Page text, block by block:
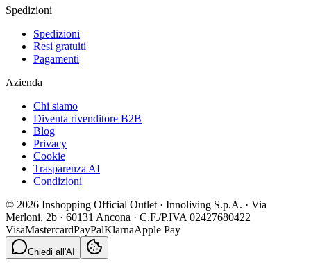
Spedizioni
Spedizioni
Resi gratuiti
Pagamenti
Azienda
Chi siamo
Diventa rivenditore B2B
Blog
Privacy
Cookie
Trasparenza AI
Condizioni
© 2026 Inshopping Official Outlet · Innoliving S.p.A. · Via
Merloni, 2b · 60131 Ancona · C.F./P.IVA 02427680422
VisaMastercardPayPalKlarnaApple Pay
Chiedi all'AI